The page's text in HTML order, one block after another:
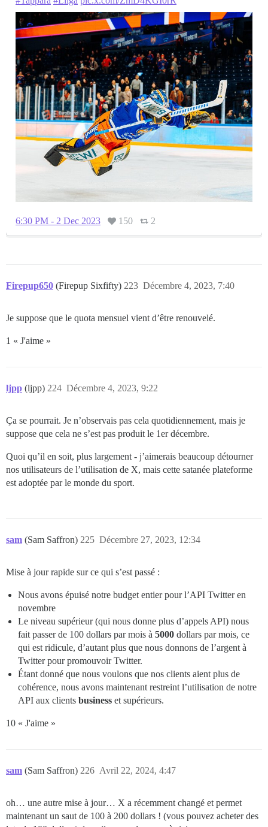
6:30 PM - 2 Dec 2023 150 2
Firepup650 (Firepup Sixfifty) Décembre 4, 2023, 7:40
223
Je suppose que le quota mensuel vient d’être renouvelé.
1 « J'aime »
ljpp (ljpp) Décembre 4, 2023, 9:22
224
Ça se pourrait. Je n’observais pas cela quotidiennement, mais je
suppose que cela ne s’est pas produit le 1er décembre.
Quoi qu’il en soit, plus largement - j’aimerais beaucoup détourner
nos utilisateurs de l’utilisation de X, mais cette satanée plateforme
est adoptée par le monde du sport.
sam (Sam Saffron) Décembre 27, 2023, 12:34
225
Mise à jour rapide sur ce qui s’est passé :
Nous avons épuisé notre budget entier pour l’API Twitter en
novembre
Le niveau supérieur (qui nous donne plus d’appels API) nous
fait passer de 100 dollars par mois à 5000 dollars par mois, ce
qui est ridicule, d’autant plus que nous donnons de l’argent à
Twitter pour promouvoir Twitter.
Étant donné que nous voulons que nos clients aient plus de
cohérence, nous avons maintenant restreint l’utilisation de notre
API aux clients business et supérieurs.
10 « J'aime »
sam (Sam Saffron) Avril 22, 2024, 4:47
226
oh… une autre mise à jour… X a récemment changé et permet
maintenant un saut de 100 à 200 dollars ! (vous pouvez acheter des